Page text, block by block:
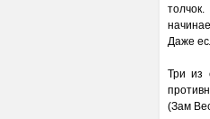
Даже
Три из
(Зам